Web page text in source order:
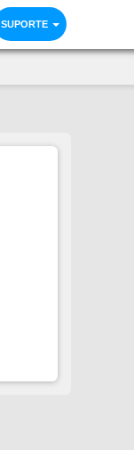
SUPORTE